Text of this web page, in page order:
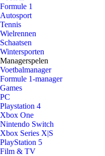
Formule 1
Autosport
Tennis
Wielrennen
Schaatsen
Wintersporten
Managerspelen
Voetbalmanager
Formule 1-manager
Games
PC
Playstation 4
Xbox One
Nintendo Switch
Xbox Series X|S
PlayStation 5
Film & TV